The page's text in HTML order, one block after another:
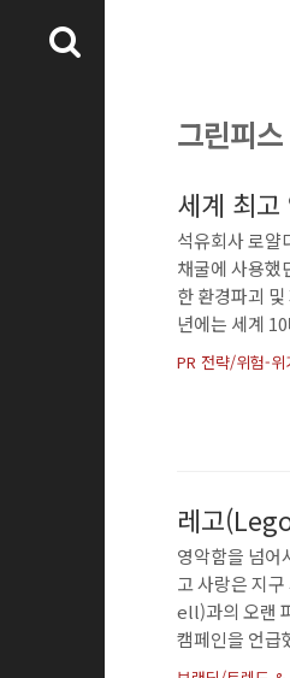
그린피
세계 최
석유회사 로
채굴에 사용했
한 환경파괴
년에는 세계
경영의 맹주
뽑았다. 그해
PR 전략/위험-위
레고
영악함을 넘
고 사랑은 지
ell)과의 오랜
캠페인을 언급
가 지속 가능